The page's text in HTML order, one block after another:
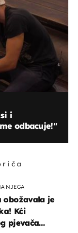
i
odbacuje!"
NJEGA
obožavala je
Kći
pjevača